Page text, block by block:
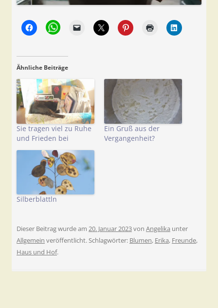
Ähnliche Beiträge
Sie tragen viel zu Ruhe
und Frieden bei
Ein Gruß aus der
Vergangenheit?
Silberblattln
Dieser Beitrag wurde am 20. Januar 2023von Angelika unter
Allgemein veröffentlicht. Schlagwörter: Blumen, Erika, Freunde,
Haus und Hof.